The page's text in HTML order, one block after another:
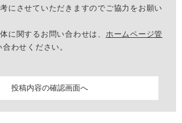
にさせていただきますのでご協力をお願い
に関するお問い合わせは、 ホームページ管
わせください。